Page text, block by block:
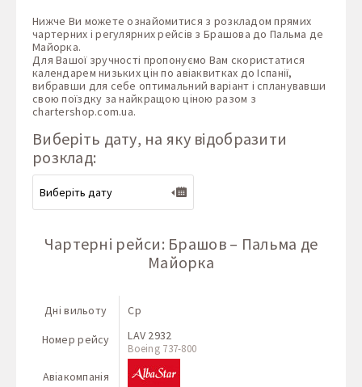
Нижче Ви можете ознайомитися з розкладом прямих
чартерних і регулярних рейсів з Брашова до Пальма де
Майорка.
Для Вашої зручності пропонуємо Вам скористатися
календарем низьких цін по авіаквитках до Іспанії,
вибравши для себе оптимальний варіант і спланувавши
свою поїздку за найкращою ціною разом з
chartershop.com.ua.
Виберіть дату, на яку відобразити
розклад:
Чартерні рейси: Брашов – Пальма де
Майорка
Дні вильоту
Номер рейсу
Авіакомпанія
Ср
LAV 2932
Boeing 737-800